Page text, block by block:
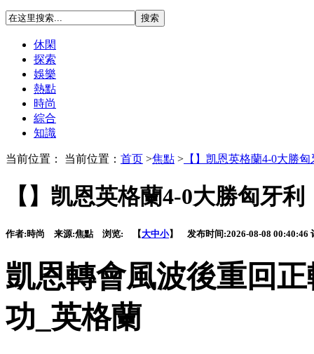
休閑
探索
娛樂
熱點
時尚
綜合
知識
当前位置： 当前位置： 首页 >焦點 > 【】凯恩英格蘭4-0大勝匈
【】凯恩英格蘭4-0大勝匈牙利
作者:時尚 来源:焦點 浏览: 【大中小】 发布时间:2026-08-08 00:40:46
凱恩轉會風波後重回
功_英格蘭